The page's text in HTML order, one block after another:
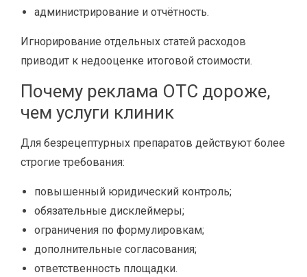
администрирование и отчётность.
Игнорирование отдельных статей расходов
приводит к недооценке итоговой стоимости.
Почему реклама OTC дороже,
чем услуги клиник
Для безрецептурных препаратов действуют более
строгие требования:
повышенный юридический контроль;
обязательные дисклеймеры;
ограничения по формулировкам;
дополнительные согласования;
ответственность площадки.